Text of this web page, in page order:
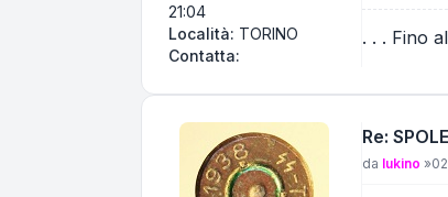
21:04
Località: TORINO
Contatta:
. . . Fino
Re:
Messaggio
da lukino »